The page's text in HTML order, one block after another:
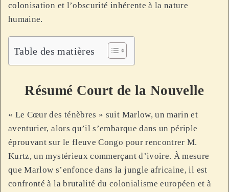
colonisation et l’obscurité inhérente à la nature
humaine.
Table des matières
Résumé Court de la Nouvelle
« Le Cœur des ténèbres » suit Marlow, un marin et
aventurier, alors qu’il s’embarque dans un périple
éprouvant sur le fleuve Congo pour rencontrer M.
Kurtz, un mystérieux commerçant d’ivoire. À mesure
que Marlow s’enfonce dans la jungle africaine, il est
confronté à la brutalité du colonialisme européen et à